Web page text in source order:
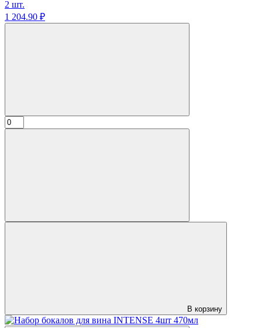
2 шт.
1 204.90 ₽
В корзину